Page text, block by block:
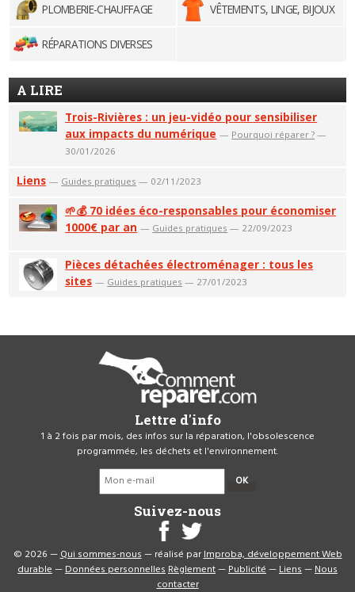
PLOMBERIE-CHAUFFAGE VÊTEMENTS, LINGE, BIJOUX
RÉPARATIONS DIVERSES
A LIRE
Trois-Rivières : un jeu-vidéo pour sensibiliser
aux impacts du numérique — Pourquoi réparer ? —
30/01/2026
Liens — Guides pratiques — 02/11/2023
🌱💰 70 idées éco-responsables pour économiser
1000€ par an — Guides pratiques — 22/09/2023
Pièces détachées électroménager : tous les
sites — Guides pratiques — 27/01/2023
Lettre d'info
1 à 2 fois par mois, des infos sur la réparation, l'obsolescence
programmée, les déchets et l'environnement.
OK
Suivez-nous
© 2026 —Qui sommes-nous— réalisé parImproba, développement Web
durable—Données personnellesRèglement—Publicité—Liens—Nous
contacter